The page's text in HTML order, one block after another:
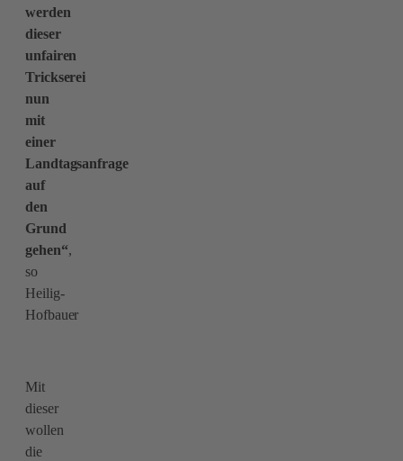
werden
dieser
unfairen
Trickserei
nun
mit
einer
Landtagsanfrage
auf
den
Grund
gehen“,
so
Heilig-
Hofbauer
Mit
dieser
wollen
die